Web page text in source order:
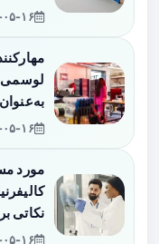
۱۴۰۵-
لوسمی
۱۴۰۵-
مورد
نکاتی
۱۴۰۵-